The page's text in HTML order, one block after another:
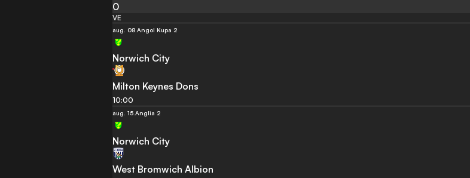
0
VE
aug. 08.Angol Kupa 2
Norwich City
Milton Keynes Dons
10:00
aug. 15.Anglia 2
Norwich City
West Bromwich Albion